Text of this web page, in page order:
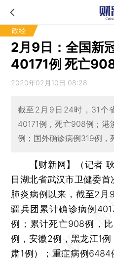
政经
2月9日：全国新
40171例 死亡
2020年02月10日 08:28
截至2月9日24时，31个
40171例，死亡908例；港
例；国外确诊病例319例，
【财新网】（记者
日湖北省武汉市卫健委
肺炎病例以来，截至2月
疆兵团累计确诊病例
例；累计死亡908例，
例，安徽2例，黑龙江1
肃1例）；重症病例6484